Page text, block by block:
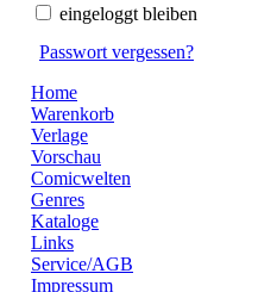
eingeloggt bleiben
Passwort vergessen?
Home
Warenkorb
Verlage
Vorschau
Comicwelten
Genres
Kataloge
Links
Service/AGB
Impressum